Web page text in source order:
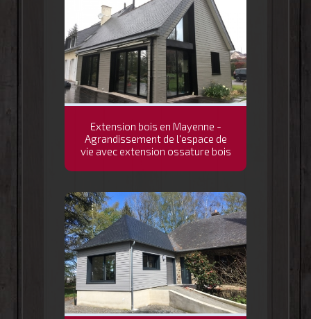
Extension bois en Mayenne -
Agrandissement de l'espace de
vie avec extension ossature bois